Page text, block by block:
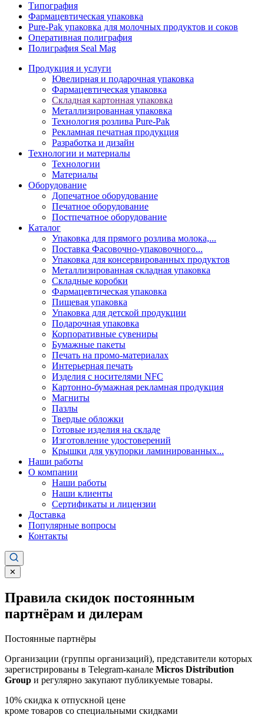
Типография
Фармацевтическая упаковка
Pure-Pak упаковка для молочных продуктов и соков
Оперативная полиграфия
Полиграфия Seal Mag
Продукция и услуги
Ювелирная и подарочная упаковка
Фармацевтическая упаковка
Складная картонная упаковка
Металлизированная упаковка
Технология розлива Pure-Pak
Рекламная печатная продукция
Разработка и дизайн
Технологии и материалы
Технологии
Материалы
Оборудование
Допечатное оборудование
Печатное оборудование
Постпечатное оборудование
Каталог
Упаковка для прямого розлива молока,...
Поставка Фасовочно-упаковочного...
Упаковка для консервированных продуктов
Металлизированная складная упаковка
Складные коробки
Фармацевтическая упаковка
Пищевая упаковка
Упаковка для детской продукции
Подарочная упаковка
Корпоративные сувениры
Бумажные пакеты
Печать на промо-материалах
Интерьерная печать
Изделия с носителями NFC
Картонно-бумажная рекламная продукция
Магниты
Пазлы
Твердые обложки
Готовые изделия на складе
Изготовление удостоверений
Крышки для укупорки ламинированных...
Наши работы
О компании
Наши работы
Наши клиенты
Сертификаты и лицензии
Доставка
Популярные вопросы
Контакты
✕
Правила скидок постоянным
партнёрам и дилерам
Постоянные партнёры
Организации (группы организаций), представители которых
зарегистрированы в Telegram-канале Micros Distribution
Group и регулярно закупают публикуемые товары.
10% скидка к отпускной цене
кроме товаров со специальными скидками